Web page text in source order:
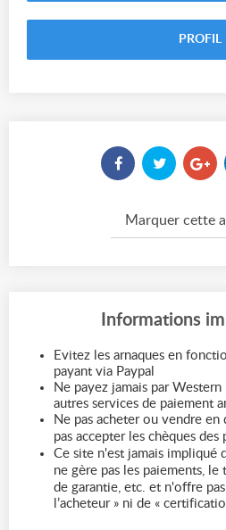
PROFIL
Informations
Evitez les arnaques en
payant via Paypal
Ne payez jamais par
autres services de paiement
Ne pas acheter ou vendre
pas accepter les chèques des
Ce site n'est jamais impliqué
ne gère pas les paiements, le
de garantie, etc. et n'offre
l’acheteur » ni de «